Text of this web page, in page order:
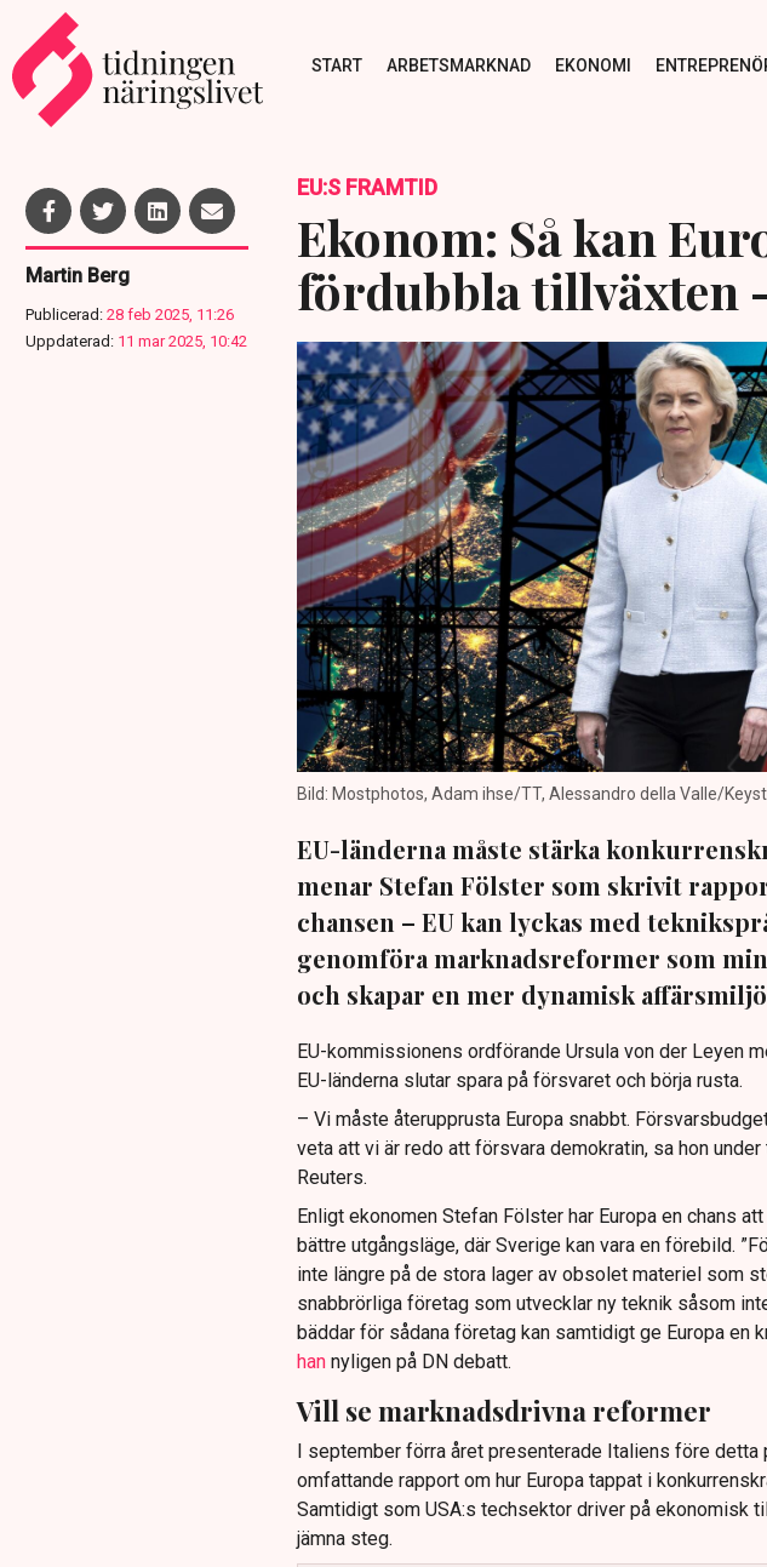
START ARBETSMARKNAD EKONOMI
Martin Berg
Publicerad: 28 feb 2025, 11:26
Uppdaterad: 11 mar 2025, 10:42
EU:S FRAMTID
Ekonom: Så kan
fördubbla tillväxten
Bild: Mostphotos, Adam ihse/TT, Alessandro della Valle/
EU-länderna måste stärka
menar Stefan Fölster som skrivit
chansen – EU kan lyckas med
genomföra marknadsreformer som
och skapar en mer dynamisk
EU-kommissionens ordförande Ursula von der Leyen
EU-länderna slutar spara på försvaret och börja rusta.
– Vi måste återupprusta Europa snabbt.
veta att vi är redo att försvara demokratin, sa hon
Reuters.
Enligt ekonomen Stefan Fölster har Europa en chans
bättre utgångsläge, där Sverige kan vara en förebild.
inte längre på de stora lager av obsolet materiel som
snabbrörliga företag som utvecklar ny teknik såsom
bäddar för sådana företag kan samtidigt ge Euro­pa en
hannyligen på DN debatt.
Vill se marknadsdrivna reformer
I september förra året presenterade Italiens före detta
omfattande rapport om hur Europa tappat i
Samtidigt som USA:s techsektor driver på ekonomisk
jämna steg.